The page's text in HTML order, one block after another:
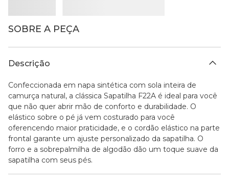
SOBRE A PEÇA
Descrição
Confeccionada em napa sintética com sola inteira de
camurça natural, a clássica Sapatilha F22A é ideal para você
que não quer abrir mão de conforto e durabilidade. O
elástico sobre o pé já vem costurado para você
oferencendo maior praticidade, e o cordão elástico na parte
frontal garante um ajuste personalizado da sapatilha. O
forro e a sobrepalmilha de algodão dão um toque suave da
sapatilha com seus pés.